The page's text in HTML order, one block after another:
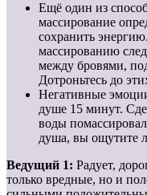
Ещё один из
массирование
сохранить
массированию
между бровями,
Дотроньтесь до
Негативные
душе 15 минут.
воды
душа, вы ощутите
Ведущий 1: Радует,
только вредные, но и